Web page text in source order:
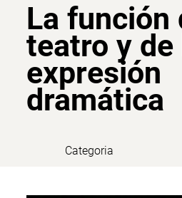
La función
teatro y de
expresión
dramática